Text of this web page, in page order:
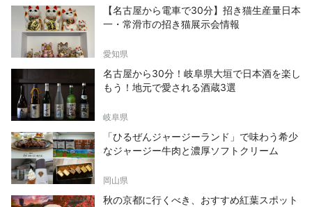
【名古屋から電車で30分】招き猫生産量日本
一・常滑市の招き猫展示会情報
愛知県
名古屋から30分！岐阜県大垣で日本酒を楽し
もう！地元で愛される酒蔵3選
岐阜県
「ひるぜんジャージーランド」で味わう希少
なジャージー牛肉と濃厚ソフトクリーム
岡山県
秋の京都に行くべき、おすすめ紅葉スポット